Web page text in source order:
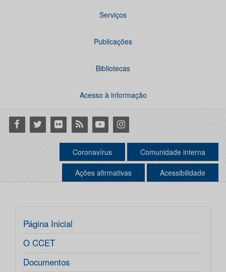
Serviços
Publicações
Bibliotecas
Acesso à informação
Facebook
Twitter Flickr RSS YoutubeInstagram
Coronavírus Comunidade interna
Ações afirmativas Acessibilidade
Página Inicial
O CCET
Documentos